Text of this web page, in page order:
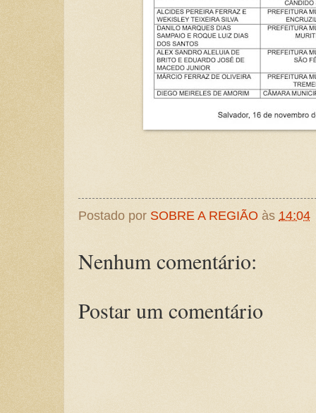
Postado por SOBRE A REGIÃO às 14:04
Nenhum comentário:
Postar um comentário